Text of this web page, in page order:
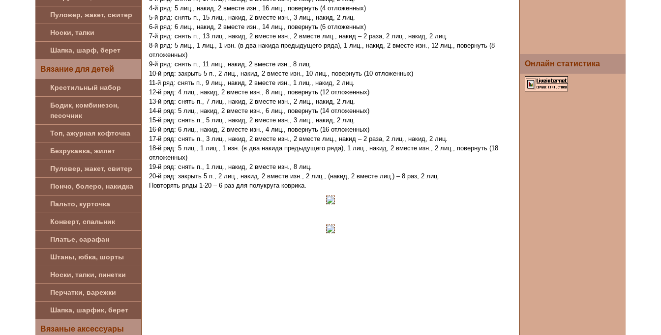
Пуловер, жакет, свитер
Носки, тапки
Шапка, шарф, берет
Вязание для детей
Крестильный набор
Бодик, комбинезон,
песочник
Топ, ажурная кофточка
Безрукавка, жилет
Пуловер, жакет, свитер
Пончо, болеро, накидка
Пальто, курточка
Конверт, спальник
Платье, сарафан
Штаны, юбка, шорты
Носки, тапки, пинетки
Перчатки, варежки
Шапка, шарфик, берет
Вязаные аксессуары
4-й ряд: 5 лиц., накид, 2 вместе изн., 16 лиц., повернуть (4 отложенных)
5-й ряд: снять п., 15 лиц., накид, 2 вместе изн., 3 лиц., накид, 2 лиц.
6-й ряд: 6 лиц., накид, 2 вместе изн., 14 лиц., повернуть (6 отложенных)
7-й ряд: снять п., 13 лиц., накид, 2 вместе изн., 2 вместе лиц., накид – 2 раза, 2 лиц., накид, 2 лиц.
8-й ряд: 5 лиц., 1 лиц., 1 изн. (в два накида предыдущего ряда), 1 лиц., накид, 2 вместе изн., 12 лиц., повернуть (8
отложенных)
9-й ряд: снять п., 11 лиц., накид, 2 вместе изн., 8 лиц.
10-й ряд: закрыть 5 п., 2 лиц., накид, 2 вместе изн., 10 лиц., повернуть (10 отложенных)
11-й ряд: снять п., 9 лиц., накид, 2 вместе изн., 1 лиц., накид, 2 лиц.
12-й ряд: 4 лиц., накид, 2 вместе изн., 8 лиц., повернуть (12 отложенных)
13-й ряд: снять п., 7 лиц., накид, 2 вместе изн., 2 лиц., накид, 2 лиц.
14-й ряд: 5 лиц., накид, 2 вместе изн., 6 лиц., повернуть (14 отложенных)
15-й ряд: снять п., 5 лиц., накид, 2 вместе изн., 3 лиц., накид, 2 лиц.
16-й ряд: 6 лиц., накид, 2 вместе изн., 4 лиц., повернуть (16 отложенных)
17-й ряд: снять п., 3 лиц., накид, 2 вместе изн., 2 вместе лиц., накид – 2 раза, 2 лиц., накид, 2 лиц.
18-й ряд: 5 лиц., 1 лиц., 1 изн. (в два накида предыдущего ряда), 1 лиц., накид, 2 вместе изн., 2 лиц., повернуть (18
отложенных)
19-й ряд: снять п., 1 лиц., накид, 2 вместе изн., 8 лиц.
20-й ряд: закрыть 5 п., 2 лиц., накид, 2 вместе изн., 2 лиц., (накид, 2 вместе лиц.) – 8 раз, 2 лиц.
Повторять ряды 1-20 – 6 раз для полукруга коврика.
Онлайн статистика